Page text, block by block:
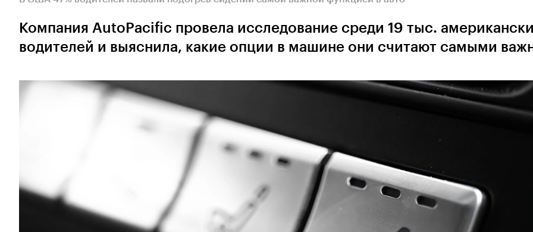
Компания AutoPacific провела исследование среди 19 тыс.
водителей и выяснила, какие опции в машине они считают самыми